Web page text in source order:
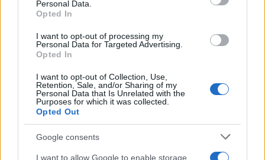
Personal Data.
Opted In
I want to opt-out of processing my
Personal Data for Targeted Advertising.
Opted In
I want to opt-out of Collection, Use,
Retention, Sale, and/or Sharing of my
Personal Data that Is Unrelated with the
Purposes for which it was collected.
Opted Out
Google consents
I want to allow Google to enable storage
Σαρωτικοί έλεγχοι στις παραλίες με drones
– Πρόστιμα έως 73.000 ευρώ σε
επιχειρήσεις
07.08.2026